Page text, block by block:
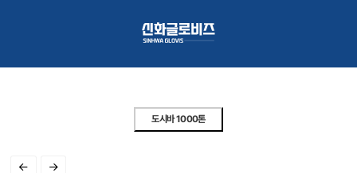
도시바 1000톤